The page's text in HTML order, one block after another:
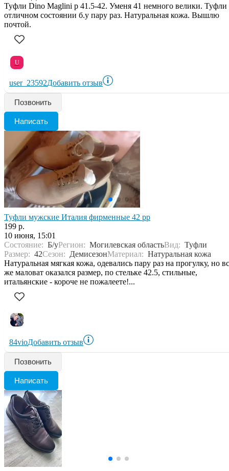
Туфли Dino Maglini р 41.5-42. Уменя 41 немного велики. Туфли
отличном состоянии б.у пару раз. Натуральная кожа. Вышлю
почтой.
U
user_23592Добавить отзыв
Позвонить
Написать
Туфли мужские Италия фирменные 42 рр
199 р.
10 июня, 15:01
Состояние: Б/уРегион: Могилевская областьВид: Туфли
Размер: 42Сезон: ДемисезонМатериал: Натуральная кожа
Натуральная мягкая кожа, одевались пару раз на прогулку, но
же маловат оказался размер, по стельке 42.5, стильные,
итальянские - короче не пожалеете!...
84vioДобавить отзыв
Позвонить
Написать